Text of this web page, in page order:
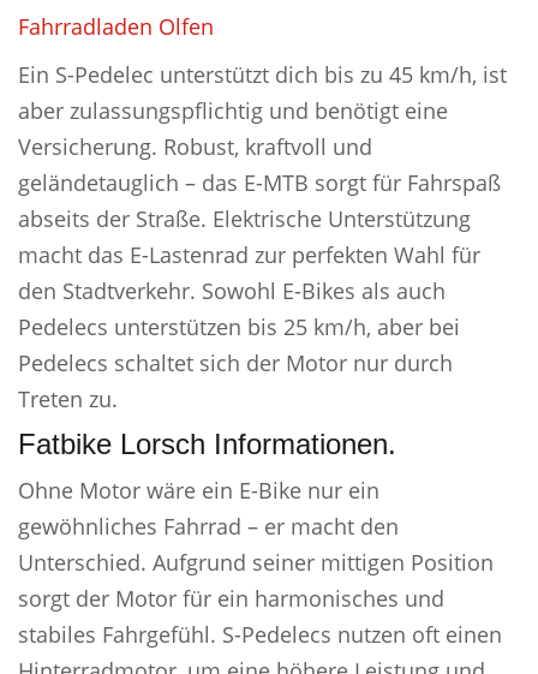
Fahrradladen Olfen
Ein S-Pedelec unterstützt dich bis zu 45 km/h, ist
aber zulassungspflichtig und benötigt eine
Versicherung. Robust, kraftvoll und
geländetauglich – das E-MTB sorgt für Fahrspaß
abseits der Straße. Elektrische Unterstützung
macht das E-Lastenrad zur perfekten Wahl für
den Stadtverkehr. Sowohl E-Bikes als auch
Pedelecs unterstützen bis 25 km/h, aber bei
Pedelecs schaltet sich der Motor nur durch
Treten zu.
Fatbike Lorsch Informationen.
Ohne Motor wäre ein E-Bike nur ein
gewöhnliches Fahrrad – er macht den
Unterschied. Aufgrund seiner mittigen Position
sorgt der Motor für ein harmonisches und
stabiles Fahrgefühl. S-Pedelecs nutzen oft einen